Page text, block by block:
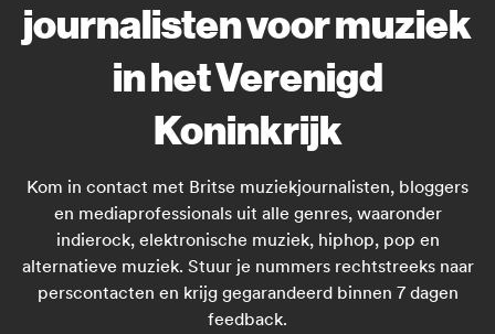
journalisten voor muziek
in het Verenigd
Koninkrijk
Kom in contact met Britse muziekjournalisten, bloggers
en mediaprofessionals uit alle genres, waaronder
indierock, elektronische muziek, hiphop, pop en
alternatieve muziek. Stuur je nummers rechtstreeks naar
perscontacten en krijg gegarandeerd binnen 7 dagen
feedback.